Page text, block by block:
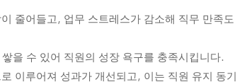
줄어들고, 업무 스트레스가 감소해 직무 만족도
을 수 있어 직원의 성장 욕구를 충족시킵니다.
이루어져 성과가 개선되고, 이는 직원 유지 동기